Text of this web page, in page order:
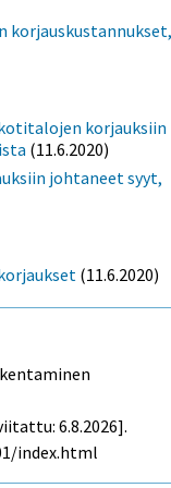
korjauksiin
(11.6.2020)
johtaneet syyt,
(11.6.2020)
6.8.2026].
index.html